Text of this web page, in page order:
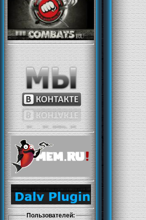
Пользователей: